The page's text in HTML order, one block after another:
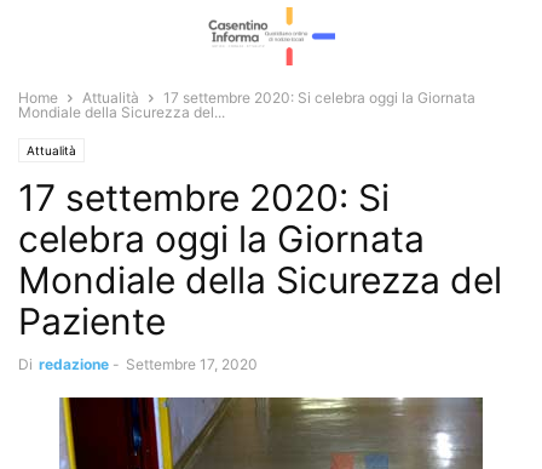
Home Attualità
17 settembre 2020: Si celebra oggi la Giornata
Mondiale della Sicurezza del...
Attualità
17 settembre 2020: Si
celebra oggi la Giornata
Mondiale della Sicurezza del
Paziente
Di redazione - Settembre 17, 2020